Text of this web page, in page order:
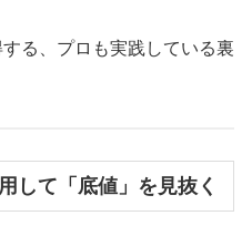
る、プロも実践している裏
して「底値」を見抜く